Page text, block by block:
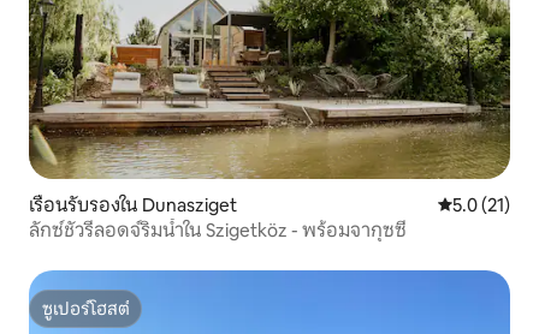
เรือนรับรองใน Dunasziget คะแนนเฉลี่ย
5.0 (21)
ลักซ์ชัวรีลอดจ์ริมน้ำใน Szigetköz - พร้อมจากุซซี่
ซูเปอร์โฮสต์
ซูเปอร์โฮสต์